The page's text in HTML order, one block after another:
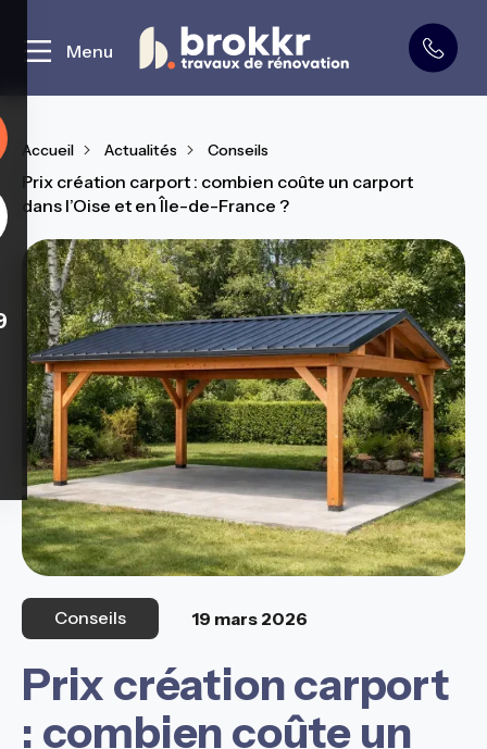
Curage et démolition
Menu
Accueil Actualités Conseils
Prix création carport : combien coûte un carport
dans l’Oise et en Île-de-France ?
Conseils 19 mars 2026
Prix création carport
: combien coûte un